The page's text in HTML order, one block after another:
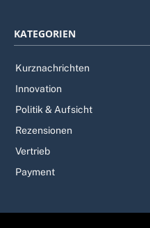
KATEGORIEN
Kurznachrichten
Innovation
Politik & Aufsicht
Rezensionen
Vertrieb
Payment